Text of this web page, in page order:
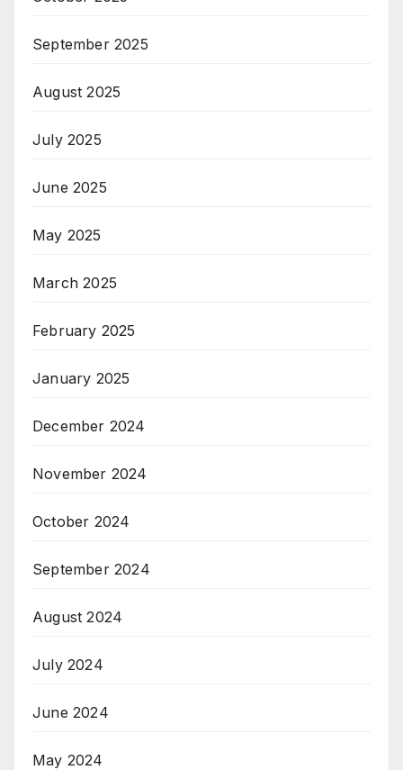
September 2025
August 2025
July 2025
June 2025
May 2025
March 2025
February 2025
January 2025
December 2024
November 2024
October 2024
September 2024
August 2024
July 2024
June 2024
May 2024